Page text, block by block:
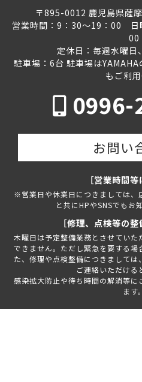
〒895-0012 鹿児島県薩
営業時間：9：30～19：00 日
00
定休日：毎週水曜日
駐車場：6台 駐車場は
もご利用
0996-
お問い
［営業時間等
※営業日や休業日につきましては、
と共にHPやSNSでもお
［修理、点検等の整
木曜日は予定整備業務とさせてい
できません。ただし緊急を要する
た、修理や点検整備につきまして
ご連絡いただける
感染拡大防止や待ち時間の解消等
ます。